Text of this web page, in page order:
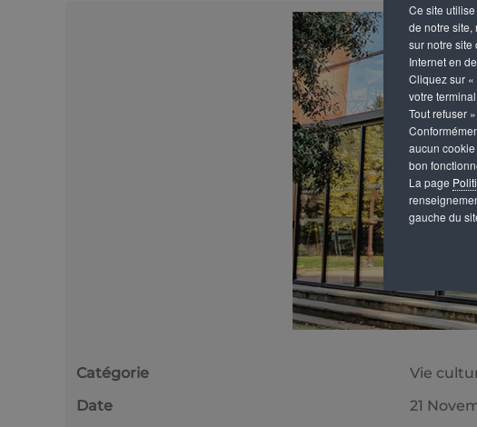
Ce site
de notre site,
sur notre
Internet en
Cliquez sur «
votre
Tout refuser
aucun
bon
La page
gauche du
Catégorie
Vie
Date
21